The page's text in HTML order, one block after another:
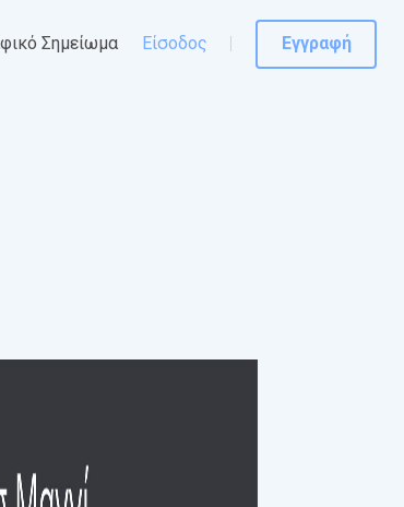
Σημείωμα Είσοδος Εγγραφή